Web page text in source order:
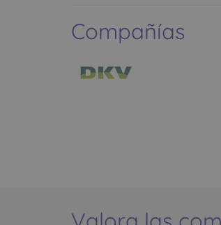
Compañías